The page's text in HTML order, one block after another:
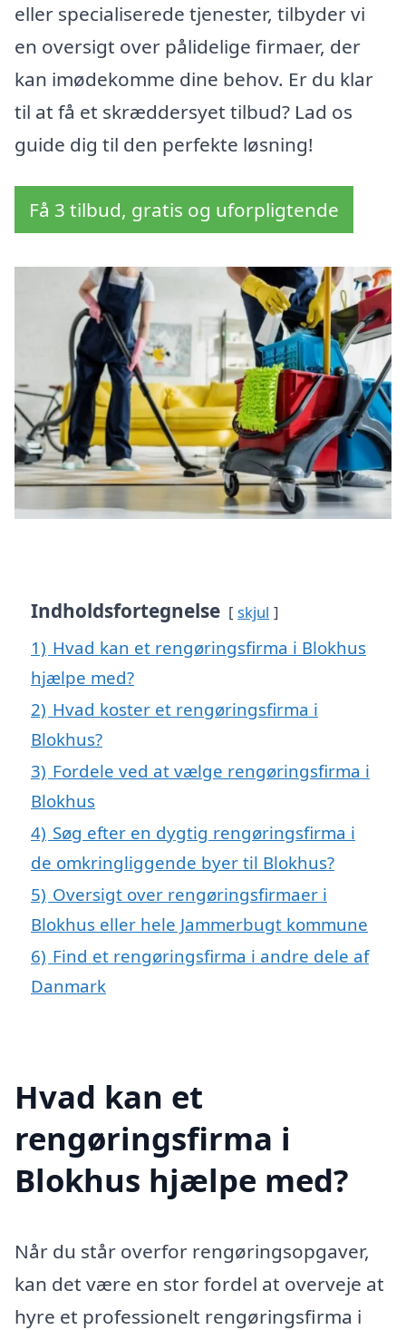
eller specialiserede tjenester, tilbyder vi
en oversigt over pålidelige firmaer, der
kan imødekomme dine behov. Er du klar
til at få et skræddersyet tilbud? Lad os
guide dig til den perfekte løsning!
Få 3 tilbud, gratis og uforpligtende
Indholdsfortegnelse skjul
1) Hvad kan et rengøringsfirma i Blokhus
hjælpe med?
2) Hvad koster et rengøringsfirma i
Blokhus?
3) Fordele ved at vælge rengøringsfirma i
Blokhus
4) Søg efter en dygtig rengøringsfirma i
de omkringliggende byer til Blokhus?
5) Oversigt over rengøringsfirmaer i
Blokhus eller hele Jammerbugt kommune
6) Find et rengøringsfirma i andre dele af
Danmark
Hvad kan et
rengøringsfirma i
Blokhus hjælpe med?
Når du står overfor rengøringsopgaver,
kan det være en stor fordel at overveje at
hyre et professionelt rengøringsfirma i